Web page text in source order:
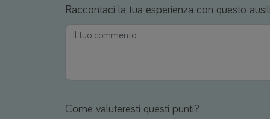
Raccontaci la tua esperienza con questo
Come valuteresti questi punti?